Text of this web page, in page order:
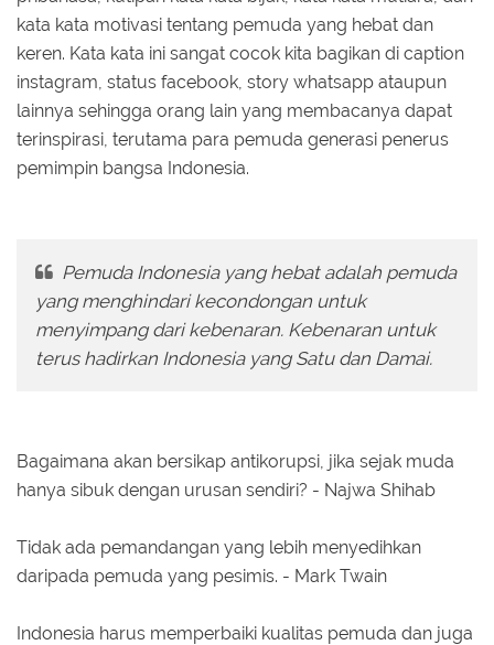
kata kata motivasi tentang pemuda yang hebat dan
keren. Kata kata ini sangat cocok kita bagikan di caption
instagram, status facebook, story whatsapp ataupun
lainnya sehingga orang lain yang membacanya dapat
terinspirasi, terutama para pemuda generasi penerus
pemimpin bangsa Indonesia.
Pemuda Indonesia yang hebat adalah pemuda
yang menghindari kecondongan untuk
menyimpang dari kebenaran. Kebenaran untuk
terus hadirkan Indonesia yang Satu dan Damai.
Bagaimana akan bersikap antikorupsi, jika sejak muda
hanya sibuk dengan urusan sendiri? - Najwa Shihab
Tidak ada pemandangan yang lebih menyedihkan
daripada pemuda yang pesimis. - Mark Twain
Indonesia harus memperbaiki kualitas pemuda dan juga